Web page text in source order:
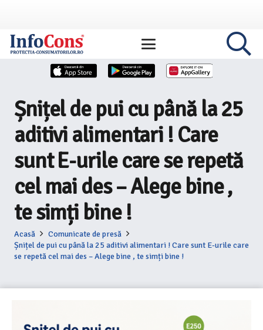
Șnițel de pui cu până la 25
aditivi alimentari ! Care
sunt E-urile care se repetă
cel mai des – Alege bine ,
te simți bine !
Acasă
Comunicate de presă
Șnițel de pui cu până la 25 aditivi alimentari ! Care sunt E-urile care
se repetă cel mai des – Alege bine , te simți bine !